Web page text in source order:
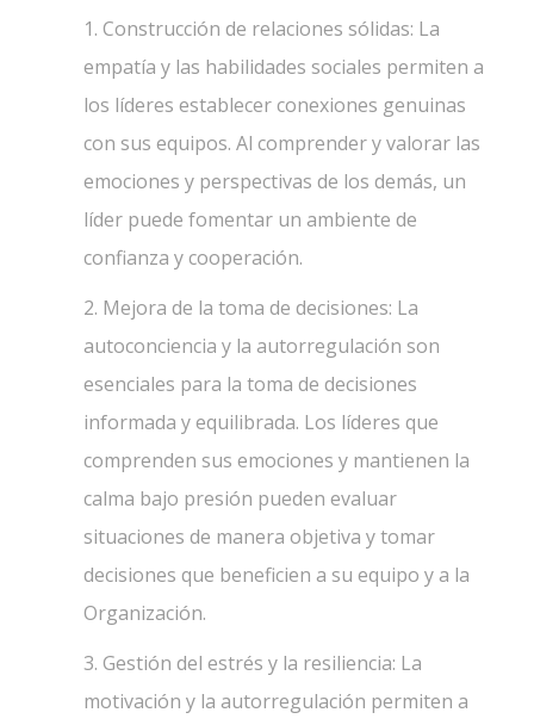
1. Construcción de relaciones sólidas: La
empatía y las habilidades sociales permiten a
los líderes establecer conexiones genuinas
con sus equipos. Al comprender y valorar las
emociones y perspectivas de los demás, un
líder puede fomentar un ambiente de
confianza y cooperación.
2. Mejora de la toma de decisiones: La
autoconciencia y la autorregulación son
esenciales para la toma de decisiones
informada y equilibrada. Los líderes que
comprenden sus emociones y mantienen la
calma bajo presión pueden evaluar
situaciones de manera objetiva y tomar
decisiones que beneficien a su equipo y a la
Organización.
3. Gestión del estrés y la resiliencia: La
motivación y la autorregulación permiten a